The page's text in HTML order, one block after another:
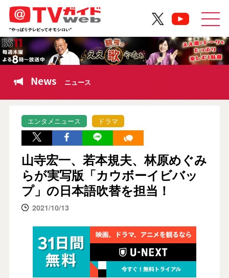
News ニュース
エンタメニュース ドラマ
山寺宏一、若本規夫、林原めぐみ
らが実写版「カウボーイビバッ
プ」の日本語吹替を担当！
2021/10/13